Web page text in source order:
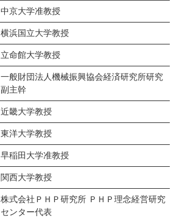
中京大学准教授
横浜国立大学教授
立命館大学教授
一般財団法人機械振興協会経済研究所研究
副主幹
近畿大学教授
東洋大学教授
早稲田大学准教授
関西大学教授
株式会社ＰＨＰ研究所 ＰＨＰ理念経営研究
センター代表